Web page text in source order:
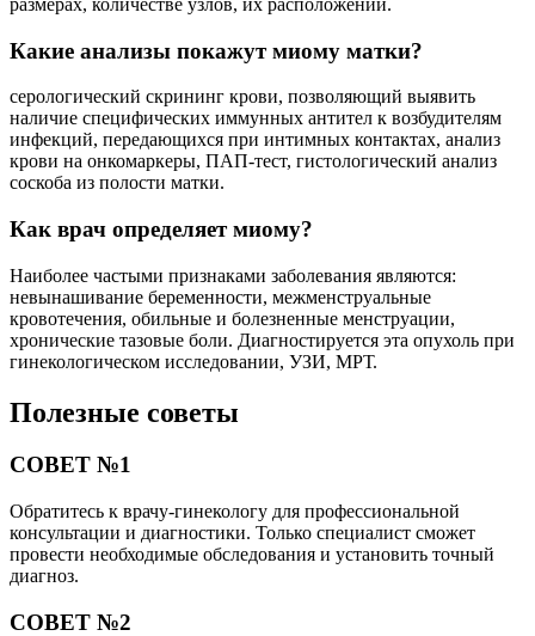
Какие анализы покажут миому матки?
серологический скрининг крови, позволяющий выявить
наличие специфических иммунных антител к возбудителям
инфекций, передающихся при интимных контактах, анализ
крови на онкомаркеры, ПАП-тест, гистологический анализ
соскоба из полости матки.
Как врач определяет миому?
Наиболее частыми признаками заболевания являются:
невынашивание беременности, межменструальные
кровотечения, обильные и болезненные менструации,
хронические тазовые боли. Диагностируется эта опухоль при
гинекологическом исследовании, УЗИ, МРТ.
Полезные советы
СОВЕТ №1
Обратитесь к врачу-гинекологу для профессиональной
консультации и диагностики. Только специалист сможет
провести необходимые обследования и установить точный
диагноз.
СОВЕТ №2